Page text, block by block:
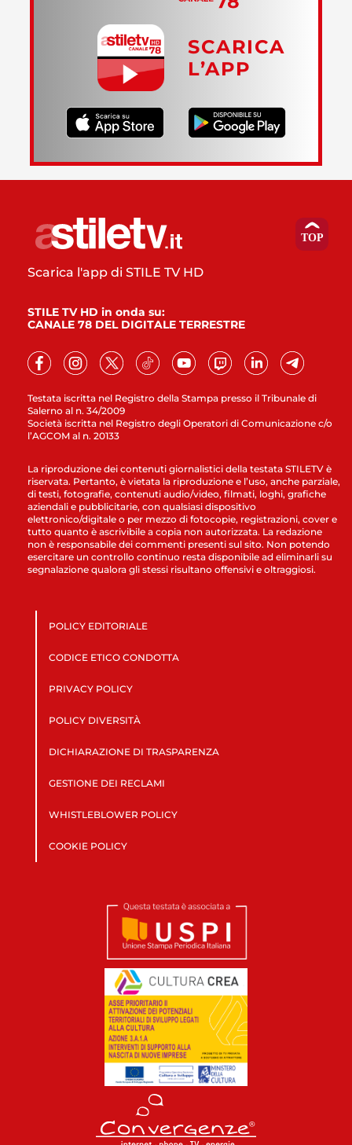
SCARICA
L’APP
Testata iscritta nel Registro della Stampa presso il Tribunale di
Salerno al n. 34/2009
Società iscritta nel Registro degli Operatori di Comunicazione c/o
l’AGCOM al n. 20133
Scarica l'app di STILE TV HD
STILE TV HD in onda su:
CANALE 78 DEL DIGITALE TERRESTRE
La riproduzione dei contenuti giornalistici della testata STILETV è
riservata. Pertanto, è vietata la riproduzione e l’uso, anche parziale,
di testi, fotografie, contenuti audio/video, filmati, loghi, grafiche
aziendali e pubblicitarie, con qualsiasi dispositivo
elettronico/digitale o per mezzo di fotocopie, registrazioni, cover e
tutto quanto è ascrivibile a copia non autorizzata. La redazione
non è responsabile dei commenti presenti sul sito. Non potendo
esercitare un controllo continuo resta disponibile ad eliminarli su
segnalazione qualora gli stessi risultano offensivi e oltraggiosi.
POLICY EDITORIALE
CODICE ETICO CONDOTTA
PRIVACY POLICY
POLICY DIVERSITÀ
DICHIARAZIONE DI TRASPARENZA
GESTIONE DEI RECLAMI
WHISTLEBLOWER POLICY
COOKIE POLICY